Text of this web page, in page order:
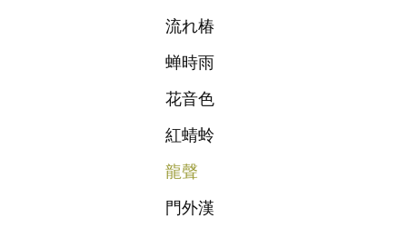
流れ椿
蝉時雨
花音色
紅蜻蛉
龍聲
門外漢